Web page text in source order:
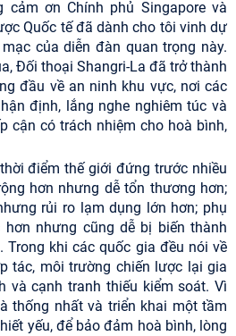
cảm ơn Chính phủ Singapore và
Quốc tế đã dành cho tôi vinh dự
của diễn đàn quan trọng này.
Đối thoại Shangri-La đã trở thành
đầu về an ninh khu vực, nơi các
định, lắng nghe nghiêm túc và
cận có trách nhiệm cho hoà bình,
điểm thế giới đứng trước nhiều
hơn nhưng dễ tổn thương hơn;
rủi ro lạm dụng lớn hơn; phụ
nhưng cũng dễ bị biến thành
Trong khi các quốc gia đều nói về
tác, môi trường chiến lược lại gia
và cạnh tranh thiếu kiểm soát. Vì
thống nhất và triển khai một tầm
yếu, để bảo đảm hoà bình, lòng